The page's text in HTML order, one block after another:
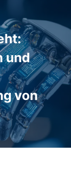
und
von